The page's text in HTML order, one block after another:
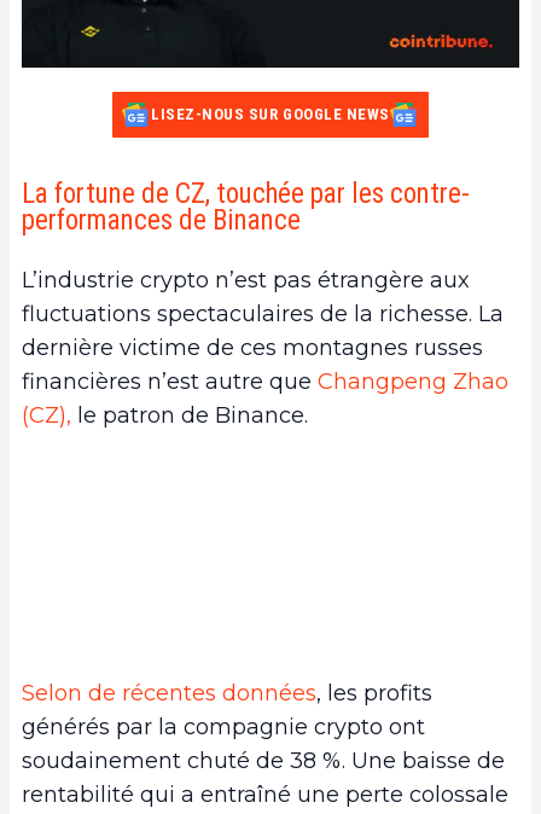
LISEZ-NOUS SUR GOOGLE NEWS
La fortune de CZ, touchée par les contre-
performances de Binance
L’industrie crypto n’est pas étrangère aux
fluctuations spectaculaires de la richesse. La
dernière victime de ces montagnes russes
financières n’est autre que Changpeng Zhao
(CZ), le patron de Binance.
Selon de récentes données, les profits
générés par la compagnie crypto ont
soudainement chuté de 38 %. Une baisse de
rentabilité qui a entraîné une perte colossale